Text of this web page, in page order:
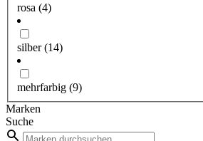
rosa (4)
silber(14)
mehrfarbig (9)
Marken
Suche